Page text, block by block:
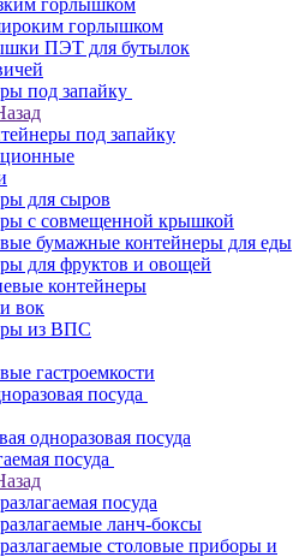
горлышком
горлышком
ПЭТ для бутылок
под запайку
под запайку
для сыров
с совмещенной крышкой
бумажные контейнеры для еды
для фруктов и овощей
контейнеры
вок
из ВПС
гастроемкости
посуда
одноразовая посуда
посуда
посуда
ланч-боксы
столовые приборы и